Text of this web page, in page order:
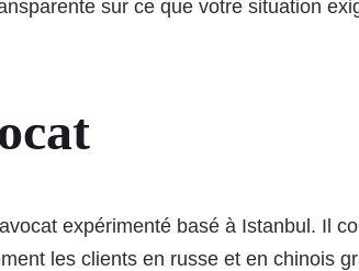
sur ce que votre situation
expérimenté basé à Istanbul. Il
les clients en russe et en chinois